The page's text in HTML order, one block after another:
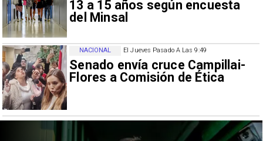
13 a 15 años según encuesta
del Minsal
El Jueves Pasado A Las 9:49
Senado envía cruce Campillai-
Flores a Comisión de Ética
NACIONAL